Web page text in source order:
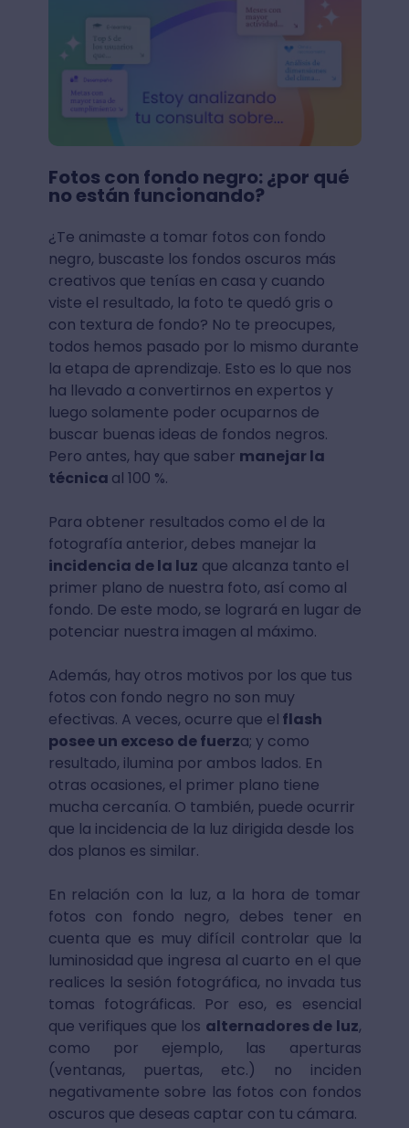
Fotos con fondo negro: ¿por qué
no están funcionando?
¿Te animaste a tomar fotos con fondo
negro, buscaste los fondos oscuros más
creativos que tenías en casa y cuando
viste el resultado, la foto te quedó gris o
con textura de fondo? No te preocupes,
todos hemos pasado por lo mismo durante
la etapa de aprendizaje. Esto es lo que nos
ha llevado a convertirnos en expertos y
luego solamente poder ocuparnos de
buscar buenas ideas de fondos negros.
Pero antes, hay que saber manejar la
técnica al 100 %.
Para obtener resultados como el de la
fotografía anterior, debes manejar la
incidencia de la luz que alcanza tanto el
primer plano de nuestra foto, así como al
fondo. De este modo, se logrará en lugar de
potenciar nuestra imagen al máximo.
Además, hay otros motivos por los que tus
fotos con fondo negro no son muy
efectivas. A veces, ocurre que el flash
posee un exceso de fuerza; y como
resultado, ilumina por ambos lados. En
otras ocasiones, el primer plano tiene
mucha cercanía. O también, puede ocurrir
que la incidencia de la luz dirigida desde los
dos planos es similar.
En relación con la luz, a la hora de tomar
fotos con fondo negro, debes tener en
cuenta que es muy difícil controlar que la
luminosidad que ingresa al cuarto en el que
realices la sesión fotográfica, no invada tus
tomas fotográficas. Por eso, es esencial
que verifiques que los alternadores de luz,
como por ejemplo, las aperturas
(ventanas, puertas, etc.) no inciden
negativamente sobre las fotos con fondos
oscuros que deseas captar con tu cámara.